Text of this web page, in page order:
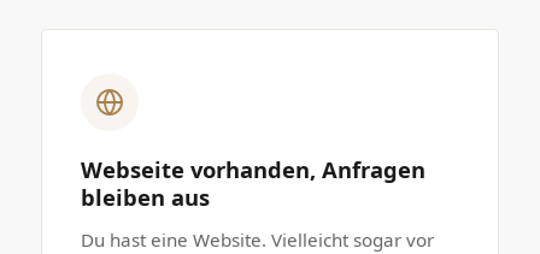
Webseite vorhanden, Anfragen
bleiben aus
Du hast eine Website. Vielleicht sogar vor